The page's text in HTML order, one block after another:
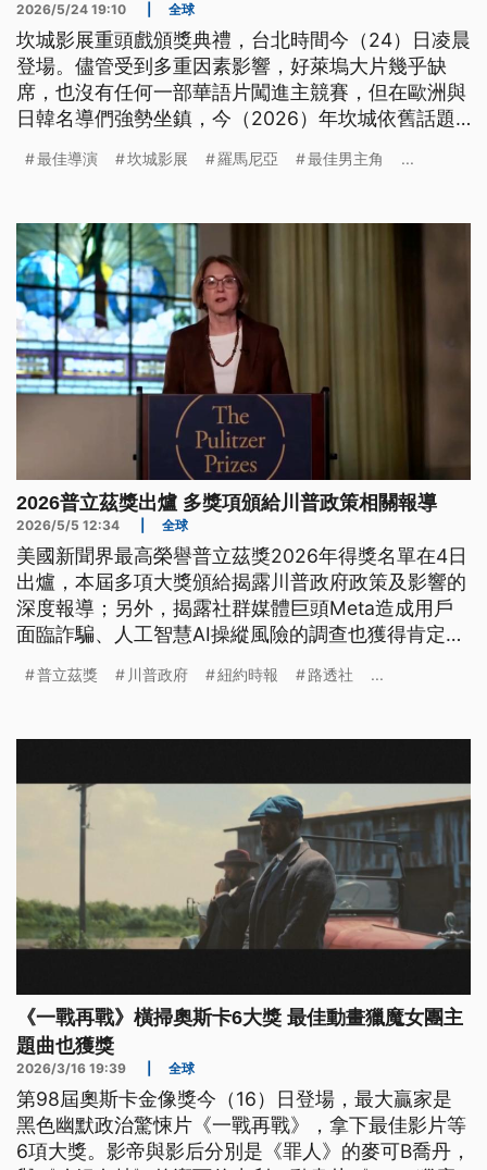
2026/5/24 19:10 全球
坎城影展重頭戲頒獎典禮，台北時間今（24）日凌晨
登場。儘管受到多重因素影響，好萊塢大片幾乎缺
席，也沒有任何一部華語片闖進主競賽，但在歐洲與
日韓名導們強勢坐鎮，今（2026）年坎城依舊話題
獎項，都罕見出現2位得主、並列的「雙蛋黃」局
最佳導演 坎城影展 羅馬尼亞 最佳男主角 ...
2026普立茲獎出爐 多獎項頒給川普政策相關報導
2026/5/5 12:34 全球
美國新聞界最高榮譽普立茲獎2026年得獎名單在4日
出爐，本屆多項大獎頒給揭露川普政府政策及影響的
深度報導；另外，揭露社群媒體巨頭Meta造成用戶
面臨詐騙、人工智慧AI操縱風險的調查也獲得肯定。
脅，媒體更應堅持公民對話與報導事實真相。
普立茲獎 川普政府 紐約時報 路透社 ...
《一戰再戰》橫掃奧斯卡6大獎 最佳動畫獵魔女團主
題曲也獲獎
2026/3/16 19:39 全球
第98屆奧斯卡金像獎今（16）日登場，最大贏家是
黑色幽默政治驚悚片《一戰再戰》，拿下最佳影片等
6項大獎。影帝與影后分別是《罪人》的麥可B喬丹，